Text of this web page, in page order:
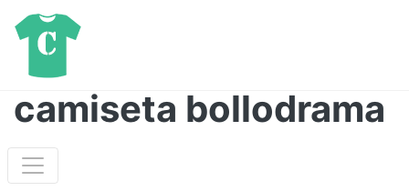
camiseta bollodrama